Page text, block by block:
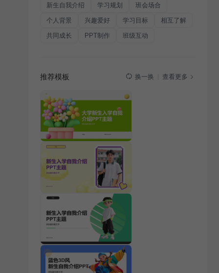
新生自我介绍 学习规划 班会场合
个人背景 兴趣爱好 学习目标 相互了解
共同成长 PPT制作 班级互动
推荐模板 换一换 查看更多